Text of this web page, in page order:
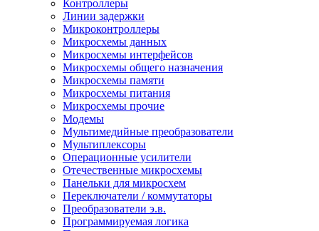
Контроллеры
Линии задержки
Микроконтроллеры
Микросхемы данных
Микросхемы интерфейсов
Микросхемы общего назначения
Микросхемы памяти
Микросхемы питания
Микросхемы прочие
Модемы
Мультимедийные преобразователи
Мультиплексоры
Операционные усилители
Отечественные микросхемы
Панельки для микросхем
Переключатели / коммутаторы
Преобразователи э.в.
Программируемая логика